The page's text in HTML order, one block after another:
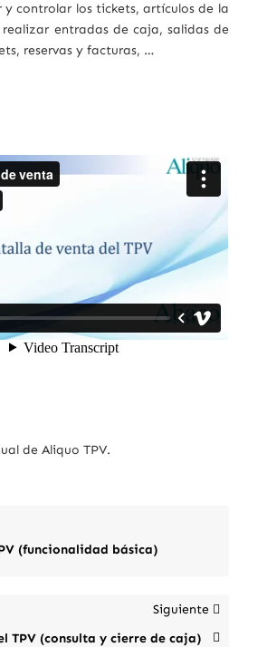
y controlar los tickets, artículos de la
entradas de caja, salidas de
reservas y facturas, …
de Aliquo TPV.
(funcionalidad básica)
Siguiente
TPV (consulta y cierre de caja)